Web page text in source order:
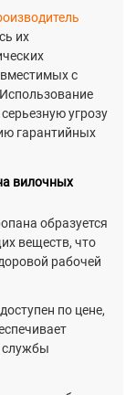
их
с
угрозу
гарантийных
вилочных
образуется
веществ, что
рабочей
по цене,
службы